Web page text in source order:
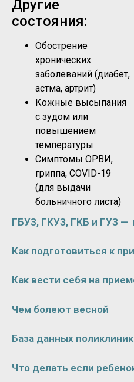
Другие
состояния:
Обострение
хронических
заболеваний (диабет,
астма, артрит)
Кожные высыпания
с зудом или
повышением
температуры
Симптомы ОРВИ,
гриппа, COVID-19
(для выдачи
больничного листа)
ГБУЗ, ГКУЗ, ГКБ и ГУЗ —
Как подготовиться к
Как вести себя на
Чем болеют весной
База данных
Что делать если